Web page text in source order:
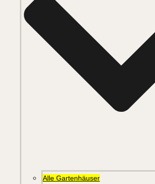
Alle Gartenhäuser